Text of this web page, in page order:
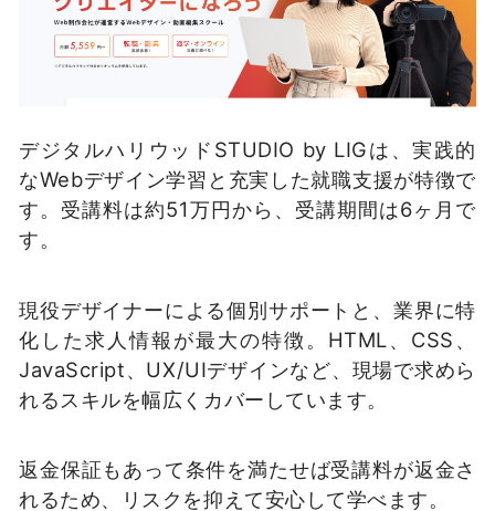
デジタルハリウッドSTUDIO by LIGは、実践的
なWebデザイン学習と充実した就職支援が特徴で
す。受講料は約51万円から、受講期間は6ヶ月で
す。
現役デザイナーによる個別サポートと、業界に特
化した求人情報が最大の特徴。HTML、CSS、
JavaScript、UX/UIデザインなど、現場で求めら
れるスキルを幅広くカバーしています。
返金保証もあって条件を満たせば受講料が返金さ
れるため、リスクを抑えて安心して学べます。